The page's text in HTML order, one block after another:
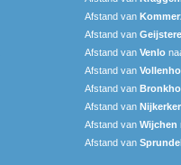
Afstand van
Afstand van
Afstand van Venlo
Afstand van
Afstand van
Afstand van
Afstand van Wijchen
Afstand van